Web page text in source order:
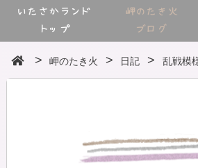
いたさかランド
トップ
岬のたき火
ブログ
岬のたき火 日記 乱戦模